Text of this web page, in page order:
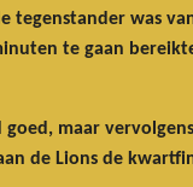
tegenstander was
te gaan
maar
de Lions de